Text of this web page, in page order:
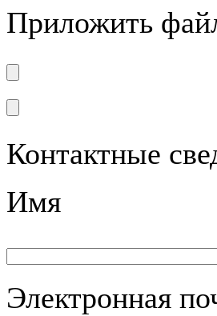
Приложить
Контактные
Имя
Электронная